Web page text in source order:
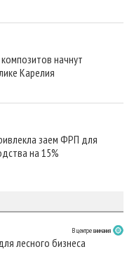
начнут
Карелия
заем ФРП для
на 15%
В центре внимания
лесного бизнеса